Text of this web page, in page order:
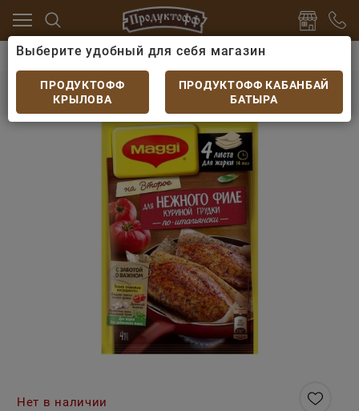
Специи, приправы, дрожжи
Смесь Maggi На
Смесь Maggi На Второе для нежного филе
куриной грудки по-итальянски 30.6 г
Нет в наличии
Выберите удобный для себя магазин
ПРОДУКТОФФ
КРЫЛОВА
ПРОДУКТОФФ КАБАНБАЙ
БАТЫРА